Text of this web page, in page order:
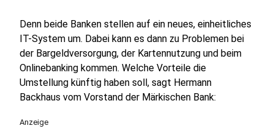
Denn beide Banken stellen auf ein neues, einheitliches
IT-System um. Dabei kann es dann zu Problemen bei
der Bargeldversorgung, der Kartennutzung und beim
Onlinebanking kommen. Welche Vorteile die
Umstellung künftig haben soll, sagt Hermann
Backhaus vom Vorstand der Märkischen Bank:
Anzeige